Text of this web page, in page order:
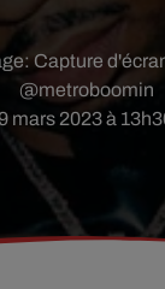
mars 2023 à
Capture
@metroboomin